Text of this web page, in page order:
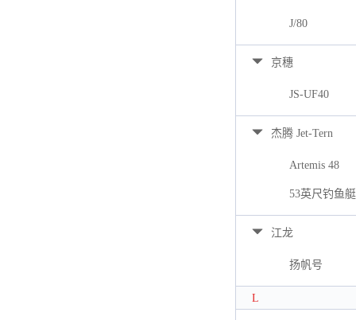
J/80
京穗
JS-UF40
杰腾 Jet-Tern
Artemis 48
53英尺钓鱼艇
江龙
扬帆号
L